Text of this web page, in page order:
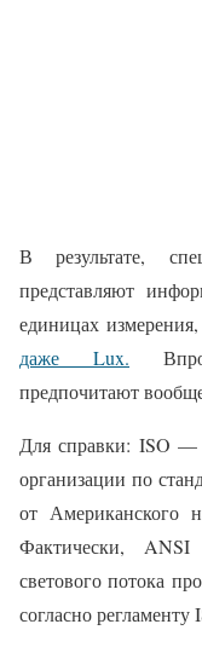
В результате,
представляют
единицах
даже Lux.
предпочитают
Для справки: ISO —
организации по
от Американского
Фактически,
светового потока
согласно регламенту